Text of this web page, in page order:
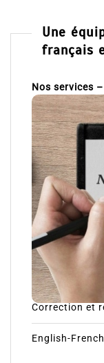
Une
français
Nos services
Correction et
English-